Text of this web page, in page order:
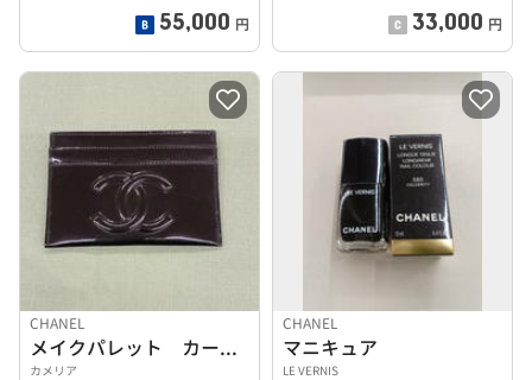
55,000 円 33,000 円
CHANEL
メイクパレット カードケース
カメリア
CHANEL
マニキュア
LE VERNIS